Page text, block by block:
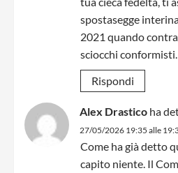
spostasegge
2021 quando
sciocchi
Rispondi
Alex Drastico ha
27/05/2026 19:35 alle
Come ha già detto
capito niente. Il